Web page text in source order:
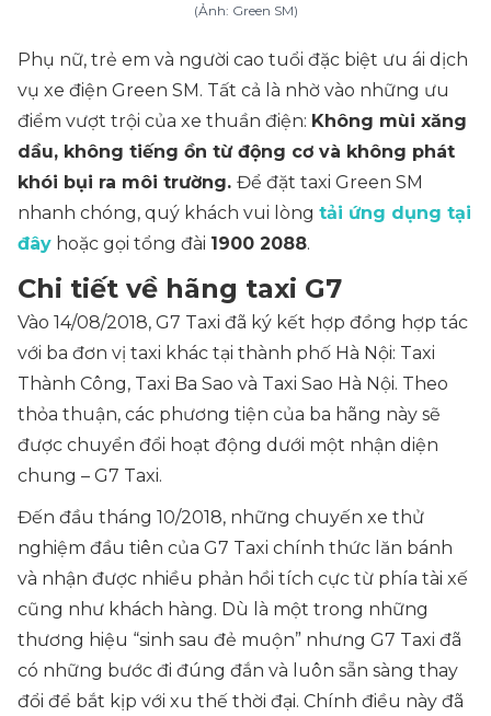
(Ảnh: Green SM)
Phụ nữ, trẻ em và người cao tuổi đặc biệt ưu ái dịch
vụ xe điện Green SM. Tất cả là nhờ vào những ưu
điểm vượt trội của xe thuần điện: Không mùi xăng
dầu, không tiếng ồn từ động cơ và không phát
khói bụi ra môi trường. Để đặt taxi Green SM
nhanh chóng, quý khách vui lòng tải ứng dụng tại
đây hoặc gọi tổng đài 1900 2088.
Chi tiết về hãng taxi G7
Vào 14/08/2018, G7 Taxi đã ký kết hợp đồng hợp tác
với ba đơn vị taxi khác tại thành phố Hà Nội: Taxi
Thành Công, Taxi Ba Sao và Taxi Sao Hà Nội. Theo
thỏa thuận, các phương tiện của ba hãng này sẽ
được chuyển đổi hoạt động dưới một nhận diện
chung – G7 Taxi.
Đến đầu tháng 10/2018, những chuyến xe thử
nghiệm đầu tiên của G7 Taxi chính thức lăn bánh
và nhận được nhiều phản hồi tích cực từ phía tài xế
cũng như khách hàng. Dù là một trong những
thương hiệu “sinh sau đẻ muộn” nhưng G7 Taxi đã
có những bước đi đúng đắn và luôn sẵn sàng thay
đổi để bắt kịp với xu thế thời đại. Chính điều này đã